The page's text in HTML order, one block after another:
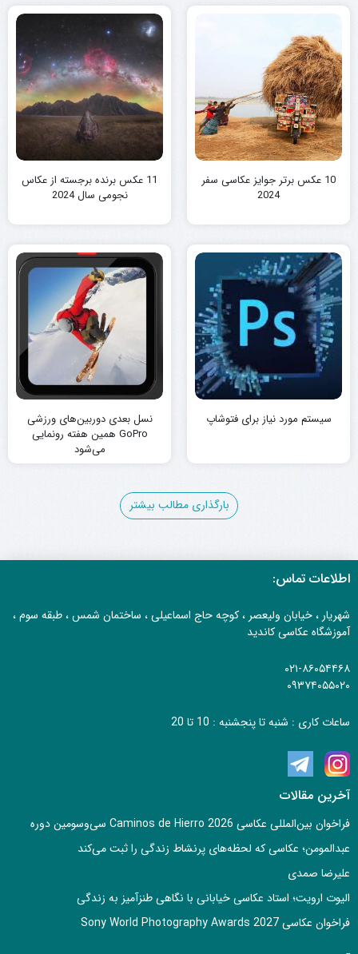
10 عکس برتر جوایز عکاسی سفر
2024
11 عکس برنده برجسته از عکاس
نجومی سال 2024
سیستم مورد نیاز برای فتوشاپ
نسل بعدی دوربین‌های ورزشی
GoPro همین هفته رونمایی
می‌شود
2
3
4
بارگذاری مطالب بیشتر
اطلاعات تماس:
شهریار ، خیابان ولیعصر ، کوچه حاج اسماعیلی ، ساختمان شمس ، طبقه سوم ،
آموزشگاه عکاسی کاندید
۰۲۱-۸۶۰۵۴۴۶۸
۰۹۳۷۴۰۵۵۰۲۰
ساعات کاری : شنبه تا پنجشنبه : 10 تا 20
آخرین مقالات
فراخوان بین‌المللی عکاسی Caminos de Hierro 2026 سی‌وسومین دوره
عبدالمومن؛ عکاسی که لحظه‌های پرنشاط زندگی را ثبت می‌کند
علیرضا صمدی
الیوت ارویت؛ استاد عکاسی خیابانی با نگاهی طنزآمیز به زندگی
فراخوان عکاسی Sony World Photography Awards 2027